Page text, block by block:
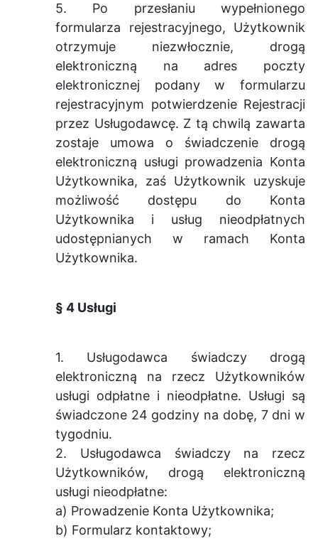
5. Po przesłaniu wypełnionego
formularza rejestracyjnego, Użytkownik
otrzymuje niezwłocznie, drogą
elektroniczną na adres poczty
elektronicznej podany w formularzu
rejestracyjnym potwierdzenie Rejestracji
przez Usługodawcę. Z tą chwilą zawarta
zostaje umowa o świadczenie drogą
elektroniczną usługi prowadzenia Konta
Użytkownika, zaś Użytkownik uzyskuje
możliwość dostępu do Konta
Użytkownika i usług nieodpłatnych
udostępnianych w ramach Konta
Użytkownika.
§ 4 Usługi
1. Usługodawca świadczy drogą
elektroniczną na rzecz Użytkowników
usługi odpłatne i nieodpłatne. Usługi są
świadczone 24 godziny na dobę, 7 dni w
tygodniu.
2. Usługodawca świadczy na rzecz
Użytkowników, drogą elektroniczną
usługi nieodpłatne:
a) Prowadzenie Konta Użytkownika;
b) Formularz kontaktowy;